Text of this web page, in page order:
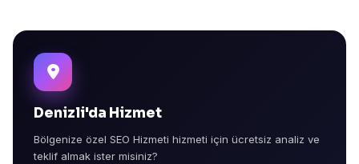
Denizli'da Hizmet
Bölgenize özel SEO Hizmeti hizmeti için ücretsiz analiz ve
teklif almak ister misiniz?